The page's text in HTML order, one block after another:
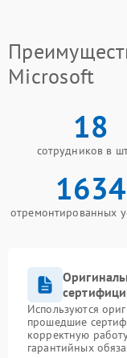
Microsoft
18
сотрудников в
1634
отремонтированных
Используются
прошедшие
корректную
гарантийных